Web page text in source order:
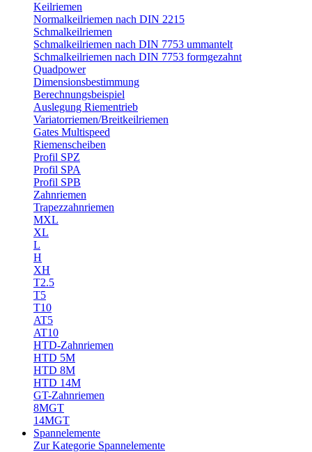
Keilriemen
Normalkeilriemen nach DIN 2215
Schmalkeilriemen
Schmalkeilriemen nach DIN 7753 ummantelt
Schmalkeilriemen nach DIN 7753 formgezahnt
Quadpower
Dimensionsbestimmung
Berechnungsbeispiel
Auslegung Riementrieb
Variatorriemen/Breitkeilriemen
Gates Multispeed
Riemenscheiben
Profil SPZ
Profil SPA
Profil SPB
Zahnriemen
Trapezzahnriemen
MXL
XL
L
H
XH
T2.5
T5
T10
AT5
AT10
HTD-Zahnriemen
HTD 5M
HTD 8M
HTD 14M
GT-Zahnriemen
8MGT
14MGT
Spannelemente
Zur Kategorie Spannelemente